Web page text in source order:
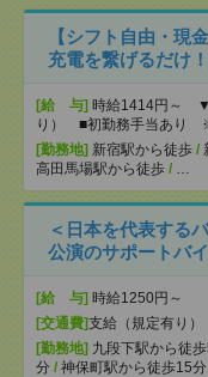
【シフト自由・現
充電を繋げるだけ
[給 与] 時給1414円～ ▼
り） ■初勤務手当あり
[勤務地] 新宿駅から徒歩 /
高田馬場駅から徒歩 / …
＜日本を代表する
公演のサポートバ
[給 与] 時給1250円～
[交通費]支給（規定有り）
[勤務地] 九段下駅から徒
分 / 神保町駅から徒歩15分